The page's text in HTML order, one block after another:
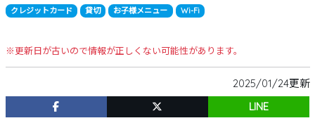
クレジットカード
貸切 お子様メニュー Wi-Fi
※更新日が古いので情報が正しくない可能性があります。
2025/01/24更新
LINE